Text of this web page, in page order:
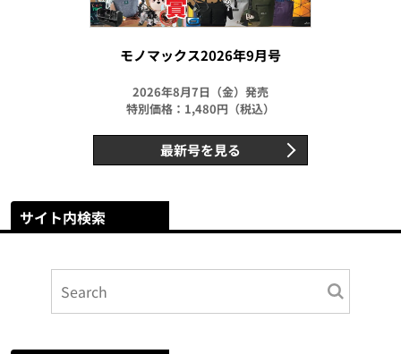
モノマックス2026年9月号
2026年8月7日（金）発売
特別価格：1,480円（税込）
最新号を見る
サイト内検索